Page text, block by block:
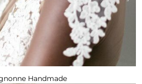
Handmade